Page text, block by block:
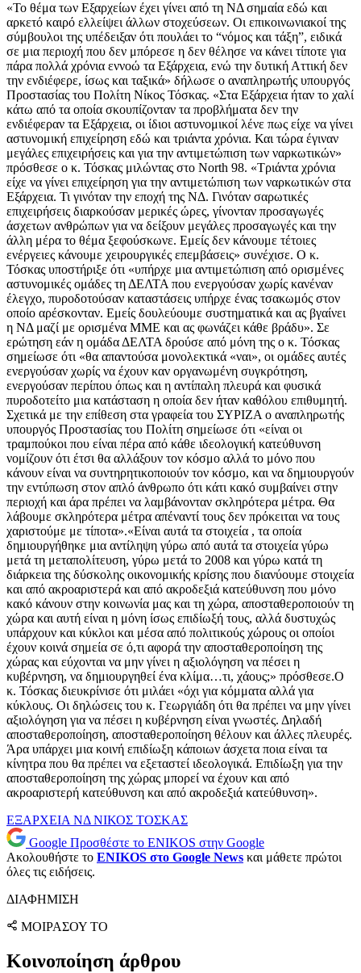
«Το θέμα των Εξαρχείων έχει γίνει από τη ΝΔ σημαία εδώ και
αρκετό καιρό ελλείψει άλλων στοχεύσεων. Οι επικοινωνιακοί της
σύμβουλοι της υπέδειξαν ότι πουλάει το “νόμος και τάξη”, ειδικά
σε μια περιοχή που δεν μπόρεσε η δεν θέλησε να κάνει τίποτε για
πάρα πολλά χρόνια εννοώ τα Εξάρχεια, ενώ την δυτική Αττική δεν
την ενδιέφερε, ίσως και ταξικά» δήλωσε ο αναπληρωτής υπουργός
Προστασίας του Πολίτη Νίκος Τόσκας. «Στα Εξάρχεια ήταν το χαλί
κάτω από τα οποία σκουπίζονταν τα προβλήματα δεν την
ενδιέφεραν τα Εξάρχεια, οι ίδιοι αστυνομικοί λένε πως είχε να γίνει
αστυνομική επιχείρηση εδώ και τριάντα χρόνια. Και τώρα έγιναν
μεγάλες επιχειρήσεις και για την αντιμετώπιση των ναρκωτικών»
πρόσθεσε ο κ. Τόσκας μιλώντας στο North 98. «Τριάντα χρόνια
είχε να γίνει επιχείρηση για την αντιμετώπιση των ναρκωτικών στα
Εξάρχεια. Τι γινόταν την εποχή της ΝΔ. Γινόταν σαρωτικές
επιχειρήσεις διαρκούσαν μερικές ώρες, γίνονταν προσαγωγές
άσχετων ανθρώπων για να δείξουν μεγάλες προσαγωγές και την
άλλη μέρα το θέμα ξεφούσκωνε. Εμείς δεν κάνουμε τέτοιες
ενέργειες κάνουμε χειρουργικές επεμβάσεις» συνέχισε. Ο κ.
Τόσκας υποστήριξε ότι «υπήρχε μια αντιμετώπιση από ορισμένες
αστυνομικές ομάδες τη ΔΕΛΤΑ που ενεργούσαν χωρίς κανέναν
έλεγχο, πυροδοτούσαν καταστάσεις υπήρχε ένας τσακωμός στον
οποίο αρέσκονταν. Εμείς δουλεύουμε συστηματικά και ας βγαίνει
η ΝΔ μαζί με ορισμένα ΜΜΕ και ας φωνάζει κάθε βράδυ». Σε
ερώτηση εάν η ομάδα ΔΕΛΤΑ δρούσε από μόνη της ο κ. Τόσκας
σημείωσε ότι «θα απαντούσα μονολεκτικά «ναι», οι ομάδες αυτές
ενεργούσαν χωρίς να έχουν καν οργανωμένη συγκρότηση,
ενεργούσαν περίπου όπως και η αντίπαλη πλευρά και φυσικά
πυροδοτείτο μια κατάσταση η οποία δεν ήταν καθόλου επιθυμητή.
Σχετικά με την επίθεση στα γραφεία του ΣΥΡΙΖΑ ο αναπληρωτής
υπουργός Προστασίας του Πολίτη σημείωσε ότι «είναι οι
τραμπούκοι που είναι πέρα από κάθε ιδεολογική κατεύθυνση
νομίζουν ότι έτσι θα αλλάξουν τον κόσμο αλλά το μόνο που
κάνουν είναι να συντηρητικοποιούν τον κόσμο, και να δημιουργούν
την εντύπωση στον απλό άνθρωπο ότι κάτι κακό συμβαίνει στην
περιοχή και άρα πρέπει να λαμβάνονταν σκληρότερα μέτρα. Θα
λάβουμε σκληρότερα μέτρα απέναντί τους δεν πρόκειται να τους
χαριστούμε με τίποτα».«Είναι αυτά τα στοιχεία , τα οποία
δημιουργήθηκε μια αντίληψη γύρω από αυτά τα στοιχεία γύρω
μετά τη μεταπολίτευση, γύρω μετά το 2008 και γύρω κατά τη
διάρκεια της δύσκολης οικονομικής κρίσης που διανύουμε στοιχεία
και από ακροαριστερά και από ακροδεξιά κατεύθυνση που μόνο
κακό κάνουν στην κοινωνία μας και τη χώρα, αποσταθεροποιούν τη
χώρα και αυτή είναι η μόνη ίσως επιδίωξή τους, αλλά δυστυχώς
υπάρχουν και κύκλοι και μέσα από πολιτικούς χώρους οι οποίοι
έχουν κοινά σημεία σε ό,τι αφορά την αποσταθεροποίηση της
χώρας και εύχονται να μην γίνει η αξιολόγηση να πέσει η
κυβέρνηση, να δημιουργηθεί ένα κλίμα…τι, χάους;» πρόσθεσε.Ο
κ. Τόσκας διευκρίνισε ότι μιλάει «όχι για κόμματα αλλά για
κύκλους. Οι δηλώσεις του κ. Γεωργιάδη ότι θα πρέπει να μην γίνει
αξιολόγηση για να πέσει η κυβέρνηση είναι γνωστές. Δηλαδή
αποσταθεροποίηση, αποσταθεροποίηση θέλουν και άλλες πλευρές.
Άρα υπάρχει μια κοινή επιδίωξη κάποιων άσχετα ποια είναι τα
κίνητρα που θα πρέπει να εξεταστεί ιδεολογικά. Επιδίωξη για την
αποσταθεροποίηση της χώρας μπορεί να έχουν και από
ακροαριστερή κατεύθυνση και από ακροδεξιά κατεύθυνση».
ΕΞΑΡΧΕΙΑ ΝΔΝΙΚΟΣ ΤΟΣΚΑΣ
Google Προσθέστε το ENIKOS στην Google
Ακολουθήστε το ENIKOS στο Google News και μάθετε πρώτοι
όλες τις ειδήσεις.
ΔΙΑΦΗΜΙΣΗ
ΜΟΙΡΑΣΟΥ ΤΟ
Κοινοποίηση άρθρου